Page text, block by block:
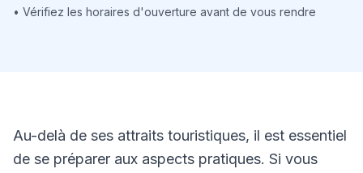
• Vérifiez les horaires d'ouverture avant de vous rendre
Au-delà de ses attraits touristiques, il est essentiel
de se préparer aux aspects pratiques. Si vous